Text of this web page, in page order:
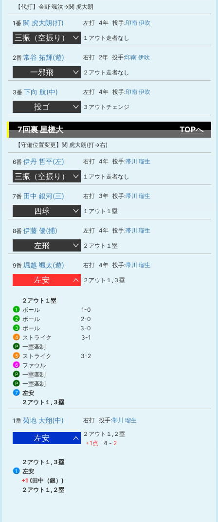
【代打】金野 颯汰→関 虎大朗
1番 関 虎大朗(打) 左打 4年 投手:印南 伊吹
三振（空振り） １アウト走者なし
2番 常谷 拓輝(遊) 右打 2年 投手:印南 伊吹
一邪飛 ２アウト走者なし
3番 下向 航(中) 左打 4年 投手:印南 伊吹
投ゴ ３アウトチェンジ
7回裏 星槎大 TOPへ
【守備位置変更】関 虎大朗(打→右)
6番 伊丹 哲平(左) 右打 4年 投手:帯川 瑠生
三振（空振り） １アウト走者なし
7番 田中 銀河(三) 右打 3年 投手:帯川 瑠生
四球 １アウト１塁
8番 伊藤 優(捕) 左打 4年 投手:帯川 瑠生
左飛 ２アウト１塁
9番 堀越 颯太(遊) 右打 4年 投手:帯川 瑠生
左安 ２アウト１,３塁
２アウト１塁
1 ボール 1-0
2 ボール 2-0
3 ボール 3-0
4 ストライク 3-1
P 一塁牽制
5 ストライク 3-2
6 ファウル
P 一塁牽制
P 一塁牽制
7
左安
２アウト１,３塁
1番 菊地 大翔(中) 右打 投手:帯川 瑠生
左安
２アウト１,２塁
+1点
4 - 2
２アウト１,３塁
1
左安
+1 (田中（銀）)
２アウト１,２塁